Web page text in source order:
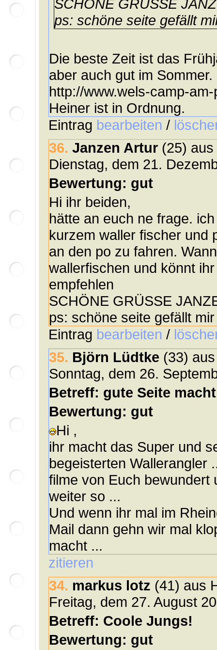
SCHÖNE GRÜSSE
ps: schöne seite gefällt
Die beste Zeit ist das
aber auch gut im Sommer.
http://www.wels-camp-
Heiner ist in Ordnung.
Eintrag bearbeiten /
36. Janzen Artur (25)
Dienstag, dem 21.
Bewertung: gut
Hi ihr beiden,
hätte an euch ne frage.
kurzem waller fischer und
an den po zu fahren.
wallerfischen und könnt
empfehlen
SCHÖNE GRÜSSE
ps: schöne seite gefällt
Eintrag bearbeiten /
35. Björn Lüdtke (33)
Sonntag, dem 26.
Betreff: gute Seite
Bewertung: gut
Hi ,
ihr macht das Super und
begeisterten Wallerangler
filme von Euch bewundert
weiter so ...
Und wenn ihr mal im
Mail dann gehn wir mal
macht ...
zitieren
34. markus lotz (41) aus
Freitag, dem 27. August
Betreff: Coole Jungs!
Bewertung: gut